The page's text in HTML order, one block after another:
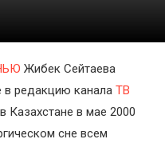
Жибек Сейтаева
в редакцию канала ТВ
Казахстане в мае 2000
сне всем